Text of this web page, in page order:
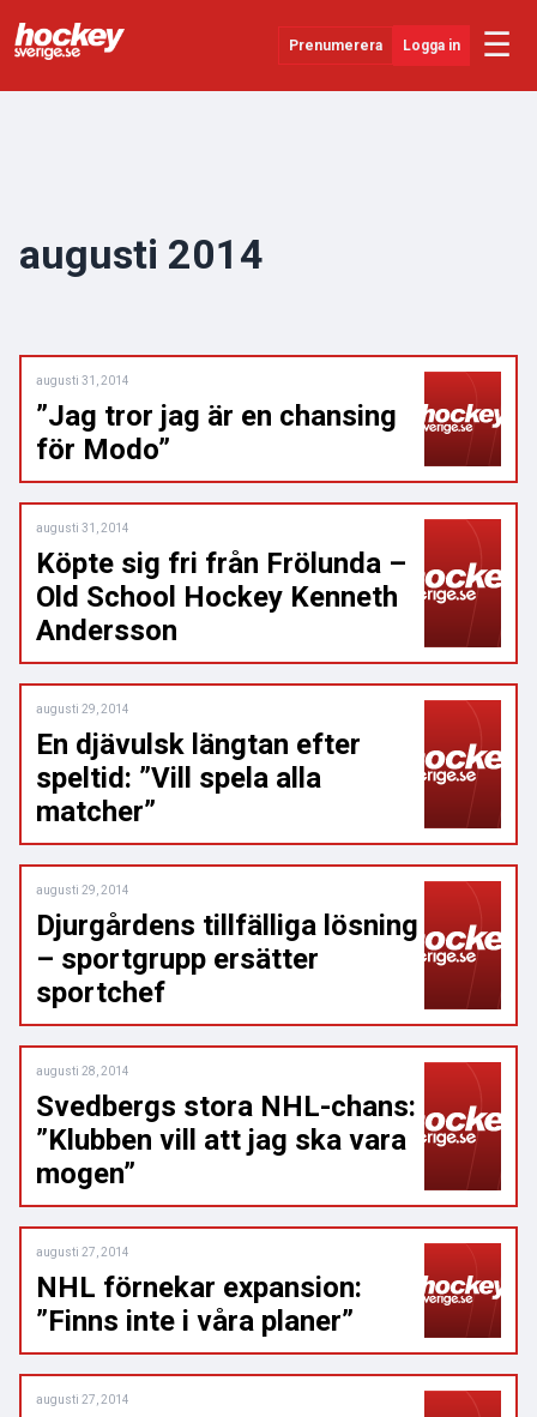
Prenumerera Logga in ☰
Evenemang
augusti 2014
augusti 31, 2014
”Jag tror jag är en chansing
för Modo”
augusti 31, 2014
Köpte sig fri från Frölunda –
Old School Hockey Kenneth
Andersson
augusti 29, 2014
En djävulsk längtan efter
speltid: ”Vill spela alla
matcher”
augusti 29, 2014
Djurgårdens tillfälliga lösning
– sportgrupp ersätter
sportchef
augusti 28, 2014
Svedbergs stora NHL-chans:
”Klubben vill att jag ska vara
mogen”
augusti 27, 2014
NHL förnekar expansion:
”Finns inte i våra planer”
augusti 27, 2014